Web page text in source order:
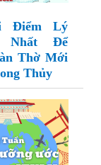
Điểm Lý
Nhất Để
Thờ Mới
Thủy